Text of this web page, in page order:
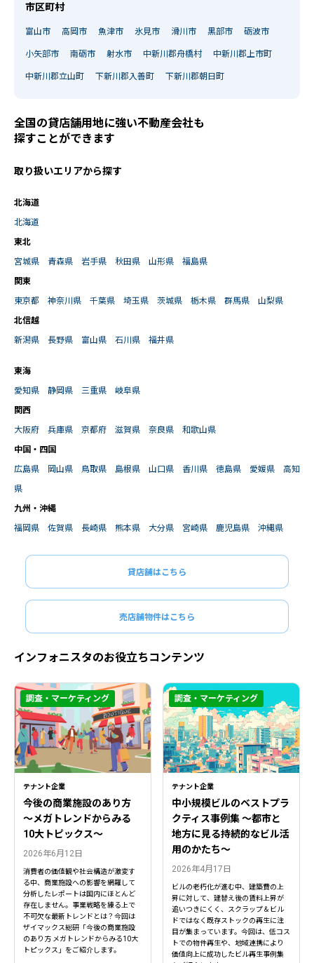
市区町村
富山市 高岡市 魚津市 氷見市 滑川市 黒部市 砺波市
小矢部市 南砺市 射水市 中新川郡舟橋村 中新川郡上市町
中新川郡立山町 下新川郡入善町 下新川郡朝日町
全国の貸店舗用地に強い不動産会社も
探すことができます
取り扱いエリアから探す
北海道
北海道
東北
宮城県
青森県 岩手県 秋田県 山形県
福島県
関東
東京都
神奈川県 千葉県 埼玉県 茨城県 栃木県 群馬県
山梨県
北信越
新潟県
長野県 富山県 石川県 福井県
東海
愛知県
静岡県 三重県
岐阜県
関西
大阪府
兵庫県 京都府 滋賀県 奈良県
和歌山県
中国・四国
広島県
岡山県 鳥取県 島根県 山口県 香川県 徳島県 愛媛県
高知
県
九州・沖縄
福岡県
佐賀県 長崎県 熊本県 大分県 宮崎県 鹿児島県 沖縄県
貸店舗はこちら
売店舗物件はこちら
インフォニスタのお役立ちコンテンツ
テナント企業
今後の商業施設のあり方
〜メガトレンドからみる
10大トピックス〜
2026年6月12日
消費者の価値観や社会構造が激変す
る中、商業施設への影響を網羅して
分析したレポートは国内にほとんど
存在しません。事業戦略を練る上で
不可欠な最新トレンドとは？今回は
ザイマックス総研「今後の商業施設
のあり方 メガトレンドからみる10大
トピックス」をご紹介します。
調査・マーケティング
テナント企業
中小規模ビルのベストプラ
クティス事例集 ～都市と
地方に見る持続的なビル活
用のかたち～
2026年4月17日
ビルの老朽化が進む中、建築費の上
昇に対して、建替え後の賃料上昇が
追いつきにくく、スクラップ＆ビル
ドではなく既存ストックの再生に注
目が集まっています。今回は、低コス
トでの物件再生や、地域連携により
価値向上に成功したビル再生事例集
調査・マーケティング